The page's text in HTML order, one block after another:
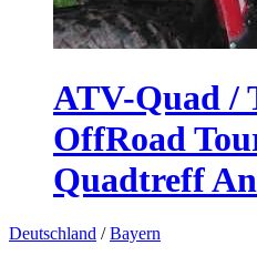
ATV-Quad /
OffRoad
Quadtreff
Deutschland /Bayern